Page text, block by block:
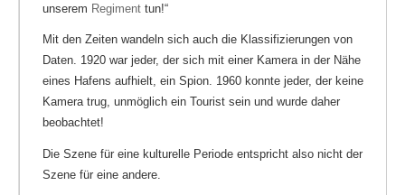
unserem Regiment tun!“
Mit den Zeiten wandeln sich auch die Klassifizierungen von
Daten. 1920 war jeder, der sich mit einer Kamera in der Nähe
eines Hafens aufhielt, ein Spion. 1960 konnte jeder, der keine
Kamera trug, unmöglich ein Tourist sein und wurde daher
beobachtet!
Die Szene für eine kulturelle Periode entspricht also nicht der
Szene für eine andere.